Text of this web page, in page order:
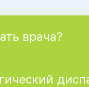
врача?